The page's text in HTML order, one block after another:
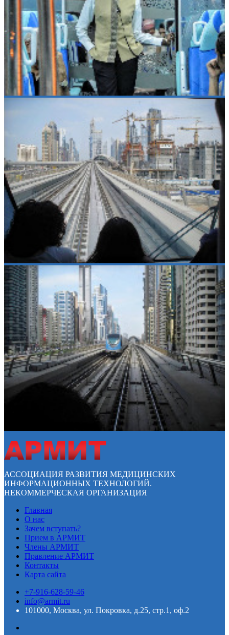
АССОЦИАЦИЯ РАЗВИТИЯ МЕДИЦИНСКИХ
ИНФОРМАЦИОННЫХ ТЕХНОЛОГИЙ.
НЕКОММЕРЧЕСКАЯ ОРГАНИЗАЦИЯ
Главная
О нас
Зачем вступать?
Прием в АРМИТ
Члены АРМИТ
Правление АРМИТ
Контакты
Карта сайта
+7-916-628-59-46
info@armit.ru
101000, Москва, ул. Покровка, д.25, стр.1, оф.2